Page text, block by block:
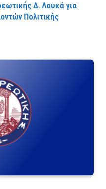
Δ. Λουκά για
Πολιτικής